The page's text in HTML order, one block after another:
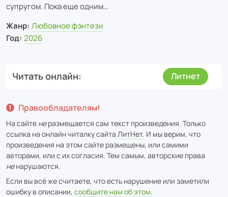
супругом. Пока еще одним…
Жанр: Любовное фэнтези
Год: 2026
Читать онлайн Литнет
Правообладателям!
На сайте неразмещается сам текст произведения. Только
ссылка на онлайн читалку сайта ЛитНет. И мы верим, что
произведения на этом сайте размещены, или самими
авторами, или с их согласия. Тем самым, авторские права
ненарушаются.
Если вы всё же считаете, что есть нарушение или заметили
ошибку в описании, сообщите нам об этом.